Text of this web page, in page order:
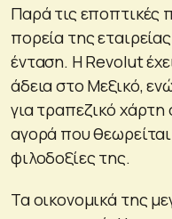
Παρά τις εποπτικές
πορεία της
ένταση. Η Revolut
άδεια στο Μεξικό,
για τραπεζικό χάρτη
αγορά που θεωρείται
φιλοδοξίες της.
Τα οικονομικά της